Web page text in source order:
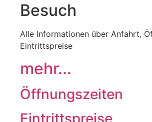
Besuch
Alle Informationen über Anfahrt,
Eintrittspreise
mehr...
Öffnungszeiten
Eintrittspreise